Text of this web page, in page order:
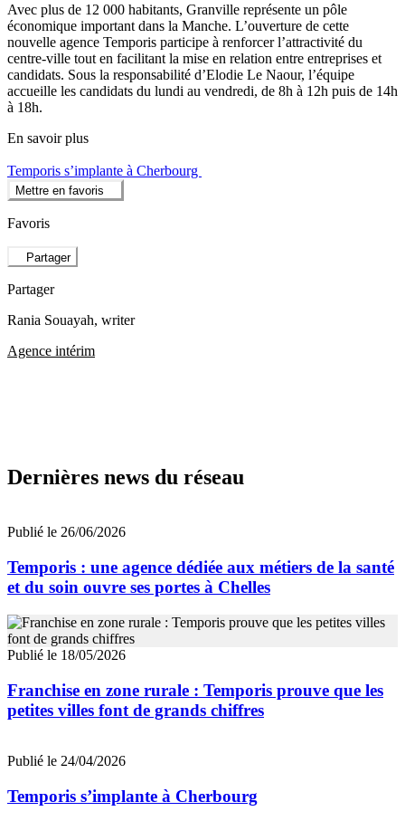
Avec plus de 12 000 habitants, Granville représente un pôle
économique important dans la Manche. L’ouverture de cette
nouvelle agence Temporis participe à renforcer l’attractivité du
centre-ville tout en facilitant la mise en relation entre entreprises et
candidats. Sous la responsabilité d’Elodie Le Naour, l’équipe
accueille les candidats du lundi au vendredi, de 8h à 12h puis de 14h
à 18h.
En savoir plus
Temporis s’implante à Cherbourg
Mettre en favoris
Favoris
Partager
Partager
Rania Souayah, writer
Agence intérim
Dernières news du réseau
Publié le 26/06/2026
Temporis : une agence dédiée aux métiers de la santé
et du soin ouvre ses portes à Chelles
Publié le 18/05/2026
Franchise en zone rurale : Temporis prouve que les
petites villes font de grands chiffres
Publié le 24/04/2026
Temporis s’implante à Cherbourg